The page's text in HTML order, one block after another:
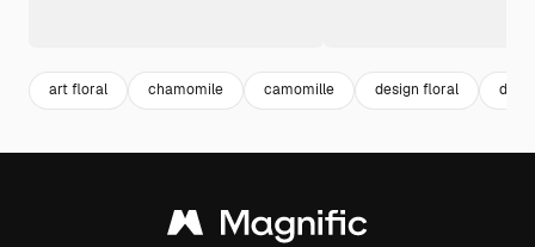
art floral chamomile camomille design floral